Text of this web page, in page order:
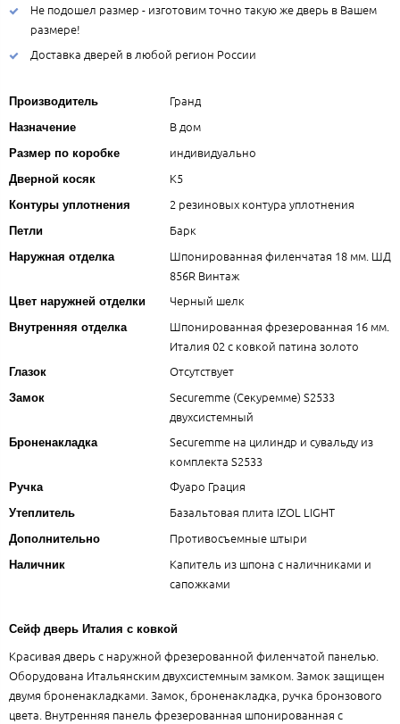
Не подошел размер - изготовим точно такую же дверь в Вашем
размере!
Доставка дверей в любой регион России
Производитель Гранд
Назначение В дом
Размер по коробке индивидуально
Дверной косяк К5
Контуры уплотнения 2 резиновых контура уплотнения
Петли Барк
Наружная отделка
Шпонированная филенчатая 18 мм. ШД
856R Винтаж
Цвет наружней отделки Черный шелк
Внутренняя отделка
Шпонированная фрезерованная 16 мм.
Италия 02 с ковкой патина золото
Глазок Отсутствует
Замок
Securemme (Секуремме) S2533
двухсистемный
Броненакладка
Securemme на цилиндр и сувальду из
комплекта S2533
Ручка Фуаро Грация
Утеплитель Базальтовая плита IZOL LIGHT
Дополнительно Противосъемные штыри
Наличник
Капитель из шпона с наличниками и
сапожками
Сейф дверь Италия с ковкой
Красивая дверь с наружной фрезерованной филенчатой панелью.
Оборудована Итальянским двухсистемным замком. Замок защищен
двумя броненакладками. Замок, броненакладка, ручка бронзового
цвета. Внутренняя панель фрезерованная шпонированная с